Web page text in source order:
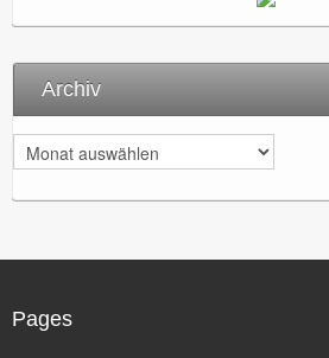
Archiv
r
v
Pages